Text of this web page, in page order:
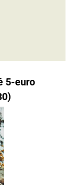
5-euro